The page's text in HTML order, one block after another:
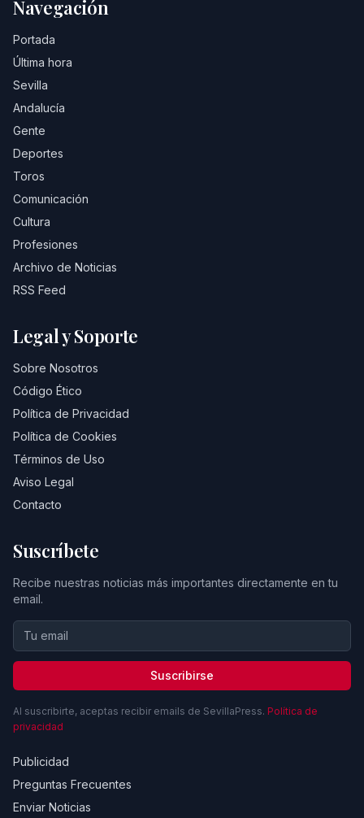
Navegación
Portada
Última hora
Sevilla
Andalucía
Gente
Deportes
Toros
Comunicación
Cultura
Profesiones
Archivo de Noticias
RSS Feed
Legal y Soporte
Sobre Nosotros
Código Ético
Política de Privacidad
Política de Cookies
Términos de Uso
Aviso Legal
Contacto
Suscríbete
Recibe nuestras noticias más importantes directamente en tu
email.
Suscribirse
Al suscribirte, aceptas recibir emails de SevillaPress. Política de
privacidad
Publicidad
Preguntas Frecuentes
Enviar Noticias